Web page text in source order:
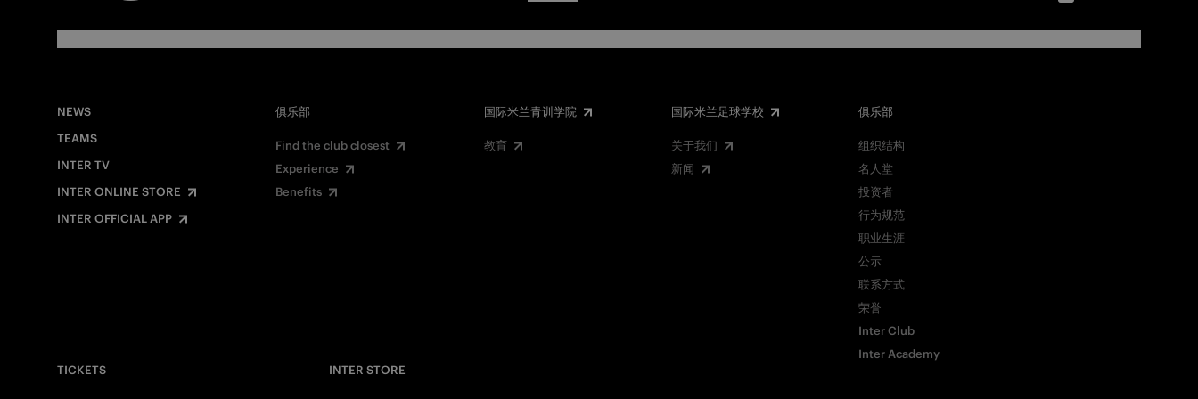
NEWS
TEAMS
INTER TV
INTER ONLINE STORE
INTER OFFICIAL APP
俱乐部
Find the club closest
Experience
Benefits
国际米兰青训学院
教育
国际米兰足球学校
关于我们
新闻
俱乐部
组织结构
名人堂
投资者
行为规范
职业生涯
公示
联系方式
荣誉
Inter Club
Inter Academy
TICKETS
INTER STORE